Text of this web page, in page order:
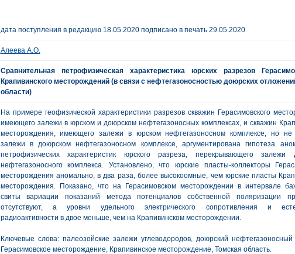
дата поступления в редакцию 18.05.2020 подписано в печать 29.05.2020
Алеева А.О.
Сравнительная петрофизическая характеристика юрских разрезов
Крапивинского месторождений (в связи с нефтегазоносностью доюрских
области)
На примере геофизической характеристики разрезов скважин Герасимовского
имеющего залежи в юрском и доюрском нефтегазоносных комплексах, и скважин
месторождения, имеющего залежи в юрском нефтегазоносном комплексе, но
залежи в доюрском нефтегазоносном комплексе, аргументирована гипотеза
петрофизических характеристик юрского разреза, перекрывающего залежи
нефтегазоносного комплекса. Установлено, что юрские пласты-коллекторы
месторождения аномально, в два раза, более высокоомные, чем юрские пласты
месторождения. Показано, что на Герасимовском месторождении в интервале
свиты вариации показаний метода потенциалов собственной поляризации
отсутствуют, а уровни удельного электрического сопротивления и
радиоактивности в двое меньше, чем на Крапивинском месторождении.
Ключевые слова: палеозойские залежи углеводородов, доюрский нефтегазоносный
Герасимовское месторождение, Крапивинское месторождение, Томская область.